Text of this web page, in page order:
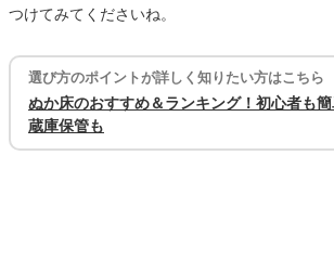
つけてみてくださいね。
選び方のポイントが詳しく知りたい方はこちら
ぬか床のおすすめ＆ランキング！初心者も
蔵庫保管も